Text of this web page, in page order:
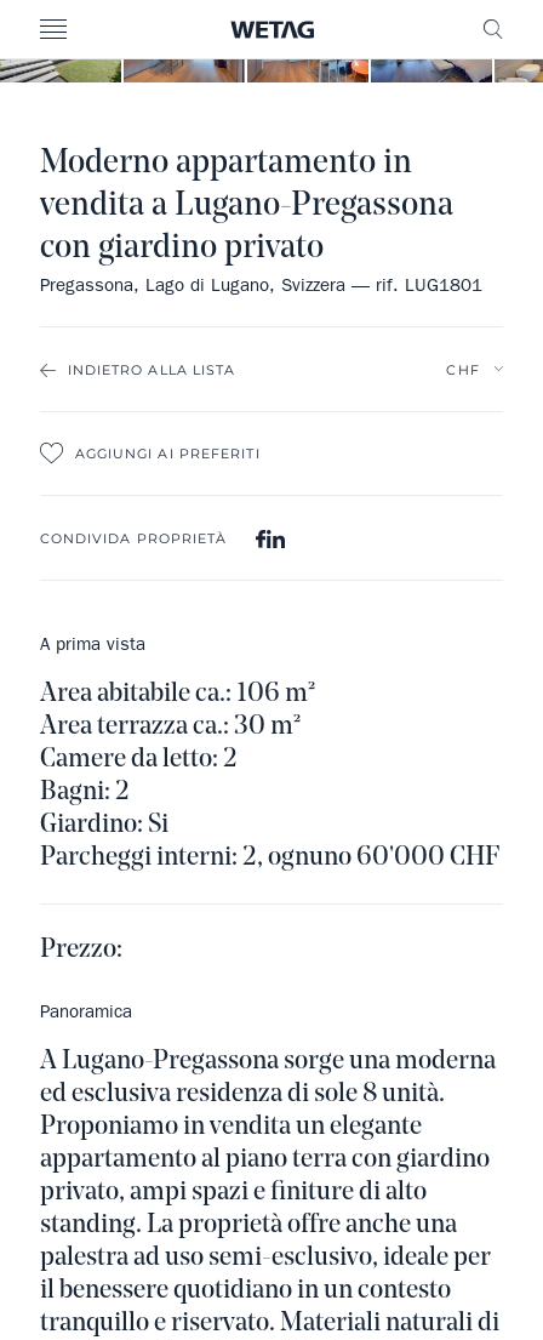
MENU
INDIETRO ALLA LISTA
AGGIUNGI AI PREFERITI
CONDIVIDA PROPRIETÀ
Moderno appartamento in
vendita a Lugano-Pregassona
con giardino privato
Pregassona, Lago di Lugano, Svizzera — rif. LUG1801
A prima vista
Area abitabile ca.: 106 m²
Area terrazza ca.: 30 m²
Camere da letto: 2
Bagni: 2
Giardino: Si
Parcheggi interni: 2, ognuno 60'000 CHF
Prezzo:
Panoramica
A Lugano-Pregassona sorge una moderna
ed esclusiva residenza di sole 8 unità.
Proponiamo in vendita un elegante
appartamento al piano terra con giardino
privato, ampi spazi e finiture di alto
standing. La proprietà offre anche una
palestra ad uso semi-esclusivo, ideale per
il benessere quotidiano in un contesto
tranquillo e riservato. Materiali naturali di